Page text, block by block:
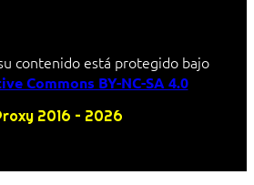
contenido está protegido bajo
Commons BY-NC-SA 4.0
2016 – 2026